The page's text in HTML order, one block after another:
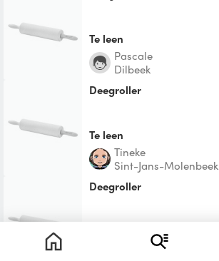
Te leen
Pascale
Dilbeek
deegroller
Te leen
Tineke
Sint-Jans-Molenbeek
Deegroller